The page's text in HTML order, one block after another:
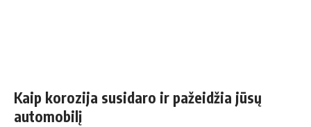
Kaip korozija susidaro ir pažeidžia jūsų
automobilį